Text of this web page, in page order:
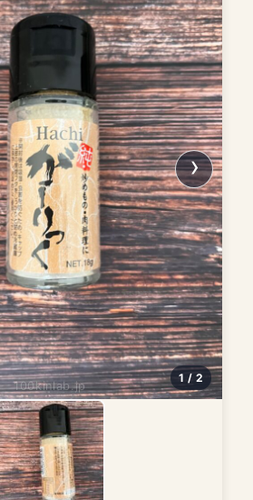
100kinlab.jp
1 / 2